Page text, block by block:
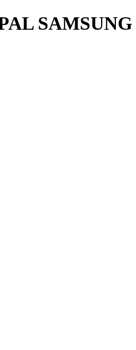
SAMSUNG